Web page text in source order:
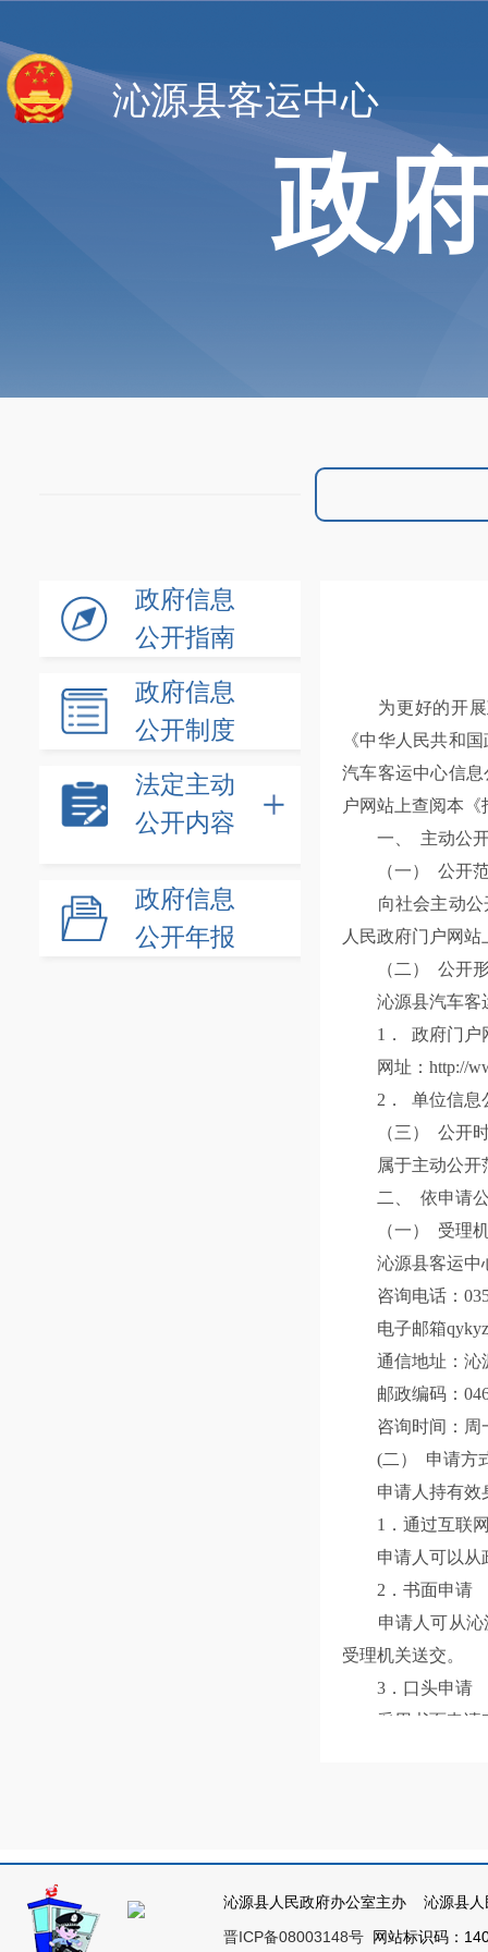
沁源县客运中心
政
政府信息
公开指南
政府信息
公开制度
法定主动
公开内容
政府信息
公开年报
为更好的开展
《中华人民共和
汽车客运中心信
户网站上查阅本《
一、 主动公
（一） 公开
向社会主动公开
人民政府门户网
（二） 公开
沁源县汽车客运
1． 政府门户
网址：http://
2． 单位信息
（三） 公开
属于主动公开范
二、 依申请
（一） 受理
沁源县客运中
咨询电话：
电子邮箱
通信地址：沁
邮政编码：
咨询时间：周一
(二） 申请方
申请人持有效
1．通过互联网
申请人可以从政
2．书面申请
申请人可从沁源
受理机关送交。
3．口头申请
采用书面申请有
沁源县人民政府办公室主办 沁源县
晋ICP备08003148号 网站标识码：